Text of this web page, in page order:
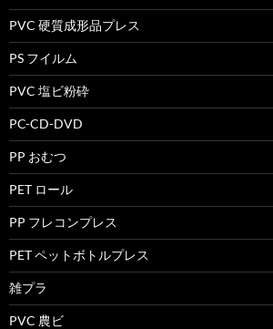
PVC 硬質成形品プレス
PS フイルム
PVC 塩ビ粉砕
PC-CD-DVD
PP おむつ
PET ロール
PP フレコンプレス
PET ペットボトルプレス
雑プラ
PVC 農ビ